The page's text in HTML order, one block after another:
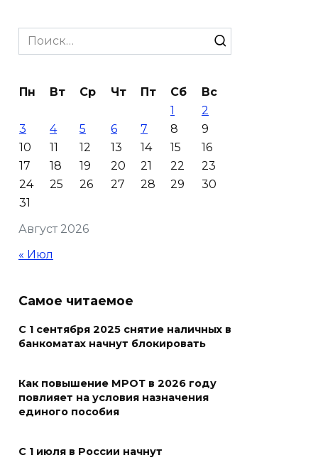
и турниры: как в Ростове
отметят День физкультурника
В Таганроге из-за аварии
отключили свет на четырех
улицах
07 августа 2026 18:42
2000 жителей бесплатно
осваивают новые профессии
тысяч детей: в Ростовской
области продолжается
07 августа 2026 18:30
в донской столице
Search
for:
Август 2026
Пн Вт Ср Чт Пт Сб
Вс
1
2
3
4 5 6 7 8
9
10
11 12 13 14 15
16
17
18 19 20 21 22
23
24
25 26 27 28 29
30
31
« Июл
Самое читаемое
С 1 сентября 2025 снятие наличных в
банкоматах начнут блокировать
Как повышение МРОТ в 2026 году
повлияет на условия назначения
единого пособия
С 1 июля в России начнут